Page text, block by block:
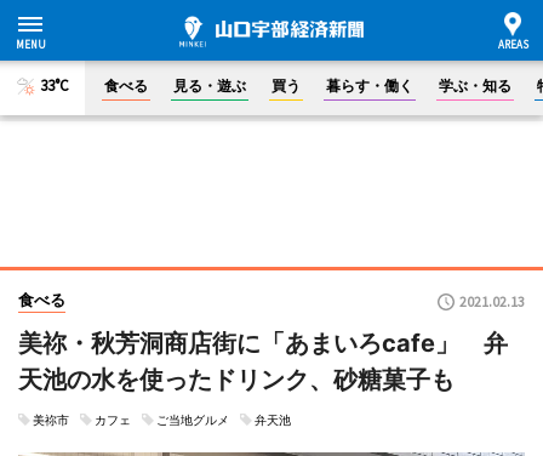
33°C 食べる 見る・遊ぶ 買う 暮らす・働く 学ぶ・知る
食べる 2021.02.13
美祢・秋芳洞商店街に「あまいろcafe」 弁
天池の水を使ったドリンク、砂糖菓子も
美祢市 カフェ ご当地グルメ 弁天池